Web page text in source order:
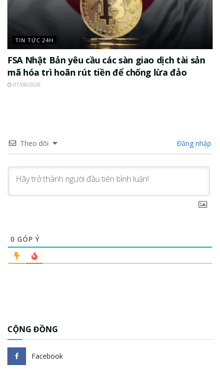
TIN TỨC 24H
FSA Nhật Bản yêu cầu các sàn giao dịch tài sản
mã hóa trì hoãn rút tiền để chống lừa đảo
07/08/2026
Theo dõi Đăng nhập
0 GÓP Ý
CỘNG ĐỒNG
Facebook